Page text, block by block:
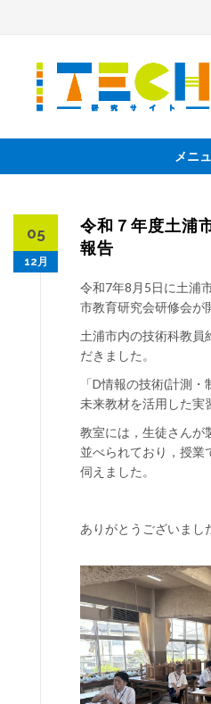
メニ
05
12月
令和７年度土浦
報告
令和7年8月5日に土浦
市教育研究会研修会が
土浦市内の技術科教員
だきました。
「D情報の技術(計測
未来教材を活用した実
教室には，生徒さんが
並べられており，授業
伺えました。
ありがとうございまし